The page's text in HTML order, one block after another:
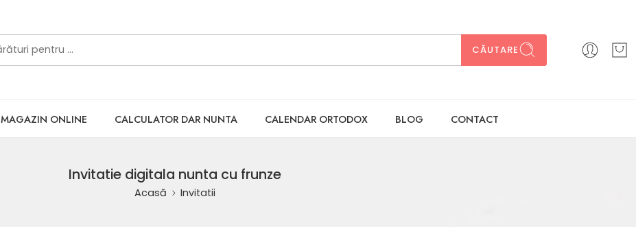
CĂUTARE
MAGAZIN ONLINE CALCULATOR DAR NUNTA CALENDAR ORTODOX BLOG CONTACT
Invitatie digitala nunta cu frunze
Acasă Invitatii